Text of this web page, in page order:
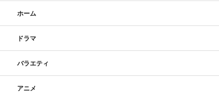
ホーム
ドラマ
バラエティ
アニメ